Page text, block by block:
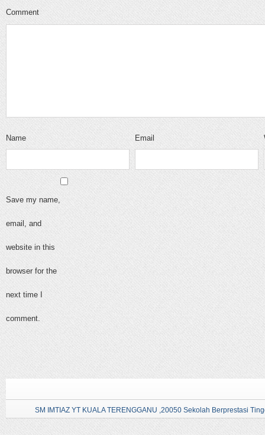
Comment
Name Email
Save my name,
email, and
website in this
browser for the
next time I
comment.
SM IMTIAZ YT KUALA TERENGGANU ,20050 Sekolah Berprestasi